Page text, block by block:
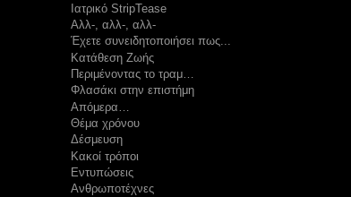
Ιατρικό StripTease
Αλλ-, αλλ-, αλλ-
Έχετε συνειδητοποιήσει πως...
Κατάθεση Ζωής
Περιμένοντας το τραμ…
Φλασάκι στην επιστήμη
Απόμερα…
Θέμα χρόνου
Δέσμευση
Κακοί τρόποι
Εντυπώσεις
Ανθρωποτέχνες